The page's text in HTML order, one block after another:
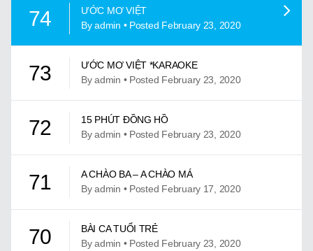
Tài Liệu Học Tập
Video/Karaoke
Video Tự Học và Dạy Tiếng Việt
Video Đọc Truyện
Giới Thiệu
Trung Tâm Việt Ngữ
Gây Quỹ
74
ƯỚC MƠ VIỆT
By admin • Posted February 23, 2020
73
ƯỚC MƠ VIỆT *KARAOKE
By admin • Posted February 23, 2020
72
15 PHÚT ĐỒNG HỒ
By admin • Posted February 23, 2020
71
A CHÀO BA – A CHÀO MÁ
By admin • Posted February 17, 2020
70
BÀI CA TUỔI TRẺ
By admin • Posted February 23, 2020